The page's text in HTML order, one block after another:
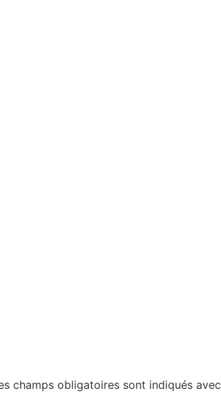
champs obligatoires sont indiqués avec